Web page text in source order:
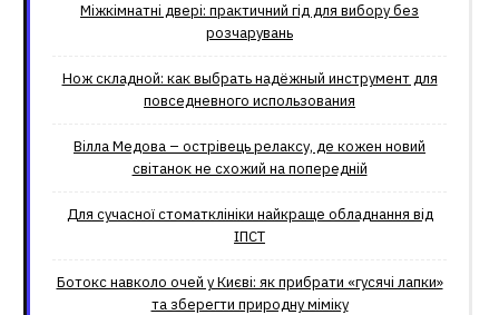
Міжкімнатні двері: практичний гід для вибору без
розчарувань
Нож складной: как выбрать надёжный инструмент для
повседневного использования
Вілла Медова – острівець релаксу, де кожен новий
світанок не схожий на попередній
Для сучасної стоматклініки найкраще обладнання від
ІПСТ
Ботокс навколо очей у Києві: як прибрати «гусячі лапки»
та зберегти природну міміку